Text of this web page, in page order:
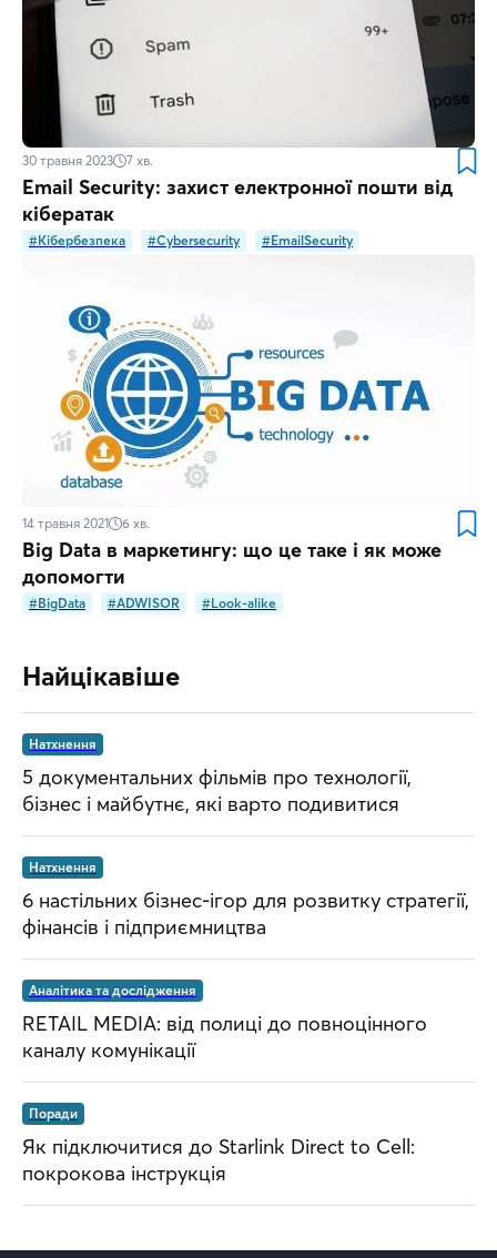
30 травня 2023 7 хв.
Email Security: захист електронної пошти від
кібератак
#Кібербезпека #Cybersecurity #EmailSecurity
14 травня 2021 6 хв.
Big Data в маркетингу: що це таке і як може
допомогти
#BigData #ADWISOR #Look-alike
Найцікавіше
Натхнення
5 документальних фільмів про технології,
бізнес і майбутнє, які варто подивитися
Натхнення
6 настільних бізнес-ігор для розвитку стратегії,
фінансів і підприємництва
Аналітика та дослідження
RETAIL MEDIA: від полиці до повноцінного
каналу комунікації
Поради
Як підключитися до Starlink Direct to Cell:
покрокова інструкція